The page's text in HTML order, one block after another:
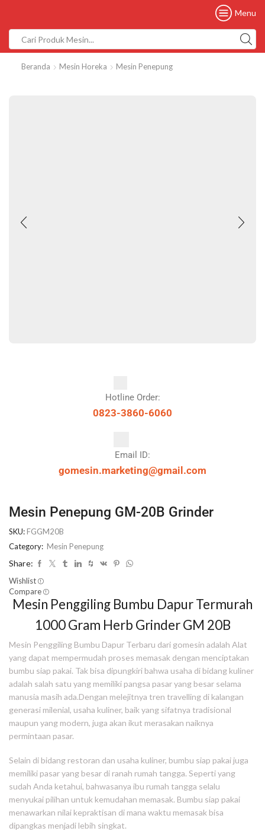
Menu
Beranda Mesin Horeka Mesin Penepung
Hotline Order:
0823-3860-6060
Email ID:
gomesin.marketing@gmail.com
Mesin Penepung GM-20B Grinder
SKU: FGGM20B
Category: Mesin Penepung
Share:
Wishlist
Compare
Mesin Penggiling Bumbu Dapur Termurah
1000 Gram Herb Grinder GM 20B
Mesin Penggiling Bumbu Dapur Terbaru dari gomesin adalah Alat
yang dapat mempermudah proses memasak dengan menciptakan
bumbu siap pakai. Tak bisa dipungkiri bahwa usaha di bidang kuliner
adalah salah satu yang memiliki pangsa pasar yang besar selama
manusia masih ada.Dengan melejitnya tren travelling di kalangan
generasi milenial, usaha kuliner, baik yang sifatnya tradisional
maupun yang modern, juga akan ikut merasakan naiknya
permintaan pasar.
Selain di bidang restoran dan usaha kuliner, bumbu siap pakai juga
memiliki pasar yang besar di ranah rumah tangga. Seperti yang
sudah Anda ketahui, bahwasanya ibu rumah tangga selalu
menyukai pilihan untuk kemudahan memasak. Bumbu siap pakai
menawarkan nilai kepraktisan di mana waktu memasak bisa
dipangkas menjadi lebih singkat.